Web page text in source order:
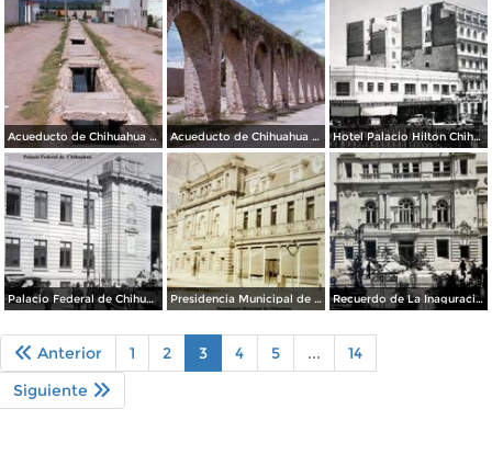
Acueducto de Chihuahua (1976) Acueducto de Chihuahua (1976) Hotel Palacio Hilton Chihuahua.
Palacio Federal de Chihuahua. Presidencia Municipal de Chihuahua ( Circulada el 1 de Enero de 1930 ). Recuerdo de La Inaguracion del Palacio Municipal ( 4 de Octubrede 1907 )
Anterior 1 2 3 4 5 ...
14
Siguiente